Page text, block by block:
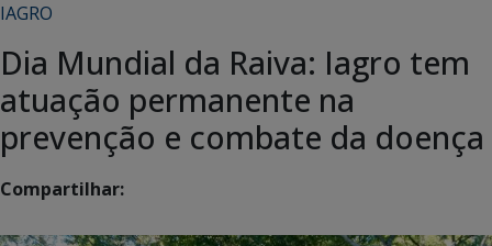
IAGRO
Dia Mundial da Raiva: Iagro tem
atuação permanente na
prevenção e combate da doença
Compartilhar: